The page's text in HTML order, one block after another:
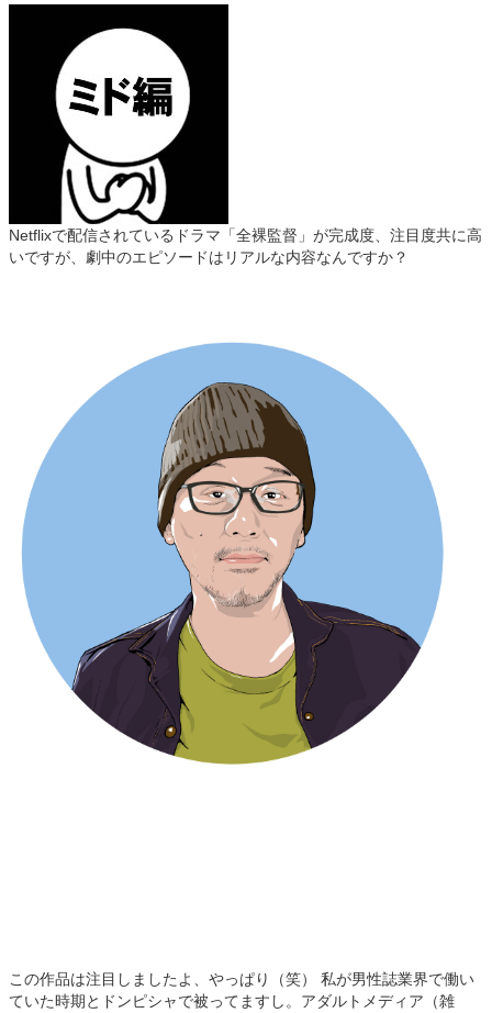
Netflixで配信されているドラマ「全裸監督」が完成度、注目度共に高
いですが、劇中のエピソードはリアルな内容なんですか？
この作品は注目しましたよ、やっぱり（笑） 私が男性誌業界で働い
ていた時期とドンピシャで被ってますし。アダルトメディア（雑